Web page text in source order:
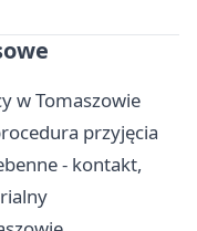
w Tomaszowie
przyjęcia
- kontakt,